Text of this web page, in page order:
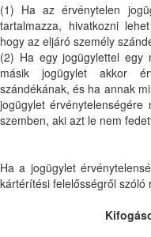
(1) Ha az érvénytelen
tartalmazza, hivatkozni
hogy az eljáró személy
(2) Ha egy jogügylettel egy
másik jogügylet akkor
szándékának, és ha annak
jogügylet
szemben, aki azt le nem
Ha a jogügylet
kártérítési felelősségről szóló